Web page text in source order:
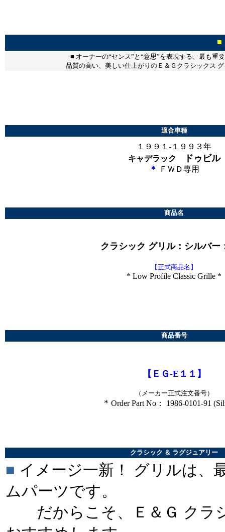
■
■ オーナーの“センス”と“意思”を表現する、最も重
品質の高い、美しい仕上がりのＥ＆Ｇクラシックス
適合車種
１９９１-１９９３年
キャデラック
ドゥビル
＊ ＦＷＤ専用
商品名
クラシック グリル：シルバー
【正式商品名】
* Low Profile Classic Grille *
商品番号
【ＥＧ-E１１】
（メーカー正式注文番号）
* Order Part No： 1986-0101-91
クラシック ＆ ラグジュアリー
■ イメージ一新！ グリルは、
ムパーツです。
だからこそ、Ｅ＆Ｇ クラ